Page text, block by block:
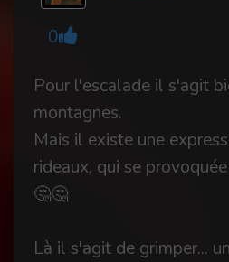
0
Pour l'escalade il s'agit
montagnes.
Mais il existe une
rideaux, qui se
🤔🤔
Là il s'agit de grimper...